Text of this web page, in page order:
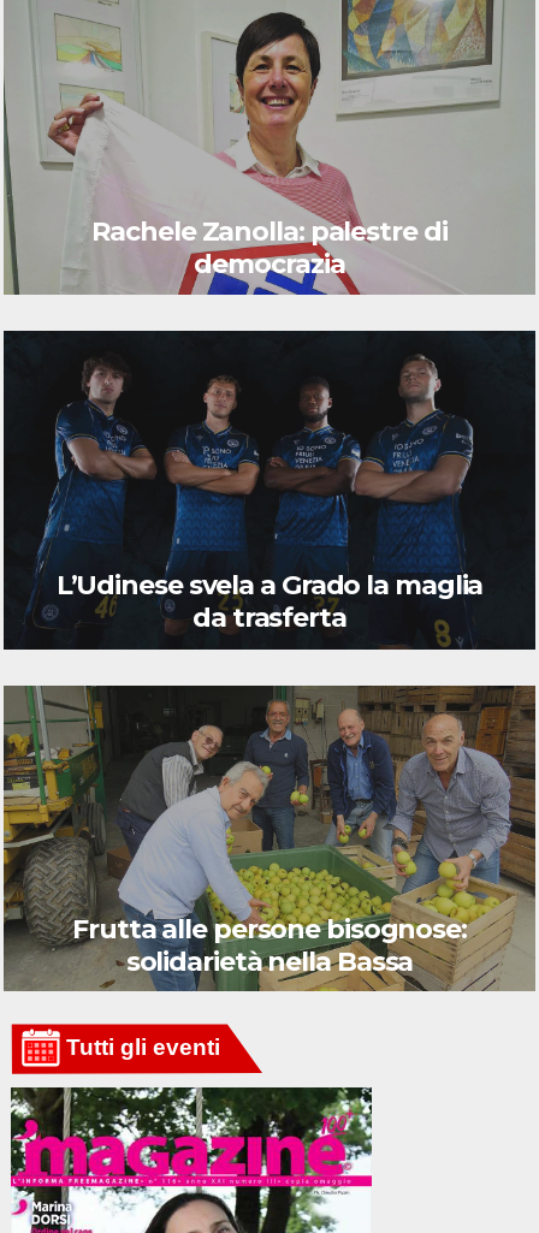
Rachele Zanolla: palestre di
democrazia
L’Udinese svela a Grado la maglia
da trasferta
Frutta alle persone bisognose:
solidarietà nella Bassa